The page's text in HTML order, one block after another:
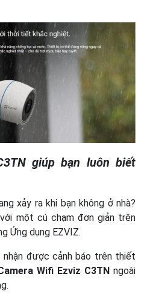
giúp bạn luôn biết
xảy ra khi bạn không ở nhà?
một cú chạm đơn giản trên
Ứng dụng EZVIZ.
được cảnh báo trên thiết
Wifi Ezviz C3TN ngoài